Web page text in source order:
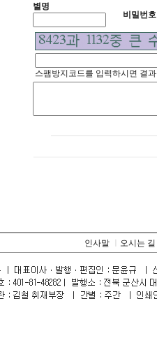
별명
비밀번호
스팸방지코드를 입력하시면 결
인사말 오시는 길